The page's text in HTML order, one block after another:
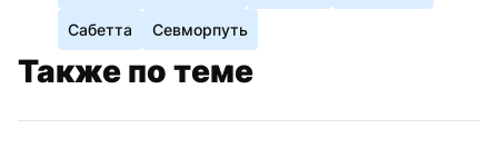
Сабетта Севморпуть
Также по теме